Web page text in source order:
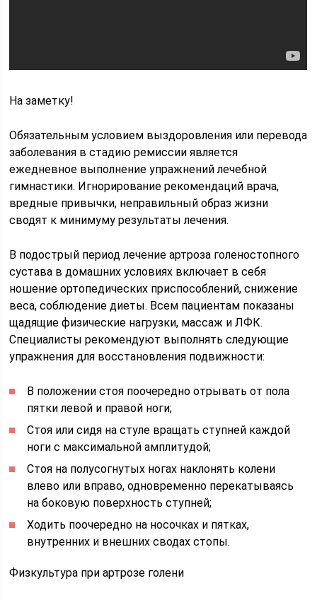
На заметку!
Обязательным условием выздоровления или перевода
заболевания в стадию ремиссии является
ежедневное выполнение упражнений лечебной
гимнастики. Игнорирование рекомендаций врача,
вредные привычки, неправильный образ жизни
сводят к минимуму результаты лечения.
В подострый период лечение артроза голеностопного
сустава в домашних условиях включает в себя
ношение ортопедических приспособлений, снижение
веса, соблюдение диеты. Всем пациентам показаны
щадящие физические нагрузки, массаж и ЛФК.
Специалисты рекомендуют выполнять следующие
упражнения для восстановления подвижности:
В положении стоя поочередно отрывать от пола
пятки левой и правой ноги;
Стоя или сидя на стуле вращать ступней каждой
ноги с максимальной амплитудой;
Стоя на полусогнутых ногах наклонять колени
влево или вправо, одновременно перекатываясь
на боковую поверхность ступней;
Ходить поочередно на носочках и пятках,
внутренних и внешних сводах стопы.
Физкультура при артрозе голени